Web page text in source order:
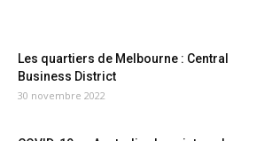
Les quartiers de Melbourne : Central
Business District
30 novembre 2022